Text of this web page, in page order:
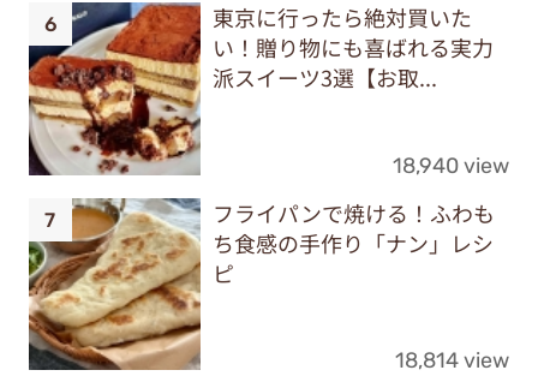
東京に行ったら絶対買いた
い！贈り物にも喜ばれる実力
派スイーツ3選【お取...
18,940 view
フライパンで焼ける！ふわも
ち食感の手作り「ナン」レシ
ピ
18,814 view